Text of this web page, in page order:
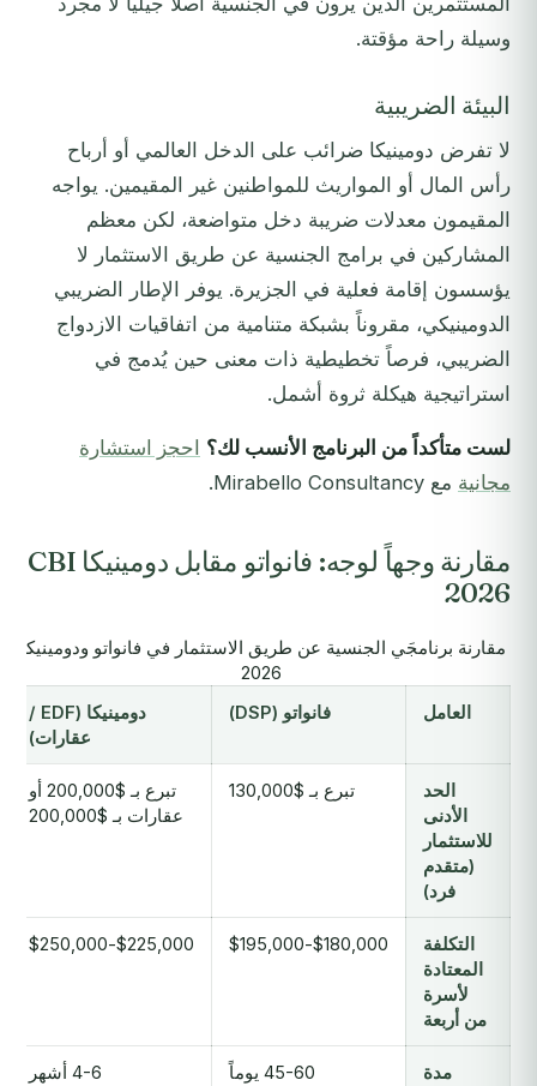
وسيلة راحة مؤقتة.
البيئة الضريبية
لا تفرض دومينيكا ضرائب على الدخل العالمي أو أرباح
رأس المال أو المواريث للمواطنين غير المقيمين. يواجه
المقيمون معدلات ضريبة دخل متواضعة، لكن معظم
المشاركين في برامج الجنسية عن طريق الاستثمار لا
يؤسسون إقامة فعلية في الجزيرة. يوفر الإطار الضريبي
الدومينيكي، مقروناً بشبكة متنامية من اتفاقيات الازدواج
الضريبي، فرصاً تخطيطية ذات معنى حين يُدمج في
استراتيجية هيكلة ثروة أشمل.
لست متأكداً من البرنامج الأنسب لك؟ احجز استشارة
مجانية مع Mirabello Consultancy.
مقارنة وجهاً لوجه: فانواتو مقابل دومينيكا CBI
2026
مقارنة برنامجَي الجنسية عن طريق الاستثمار في فانواتو ودومينيكا,
2026
العامل
فانواتو (DSP)
دومينيكا (EDF /
عقارات)
الحد
الأدنى
للاستثمار
(متقدم
فرد)
تبرع بـ $130,000
تبرع بـ $200,000 أو
عقارات بـ $200,000
التكلفة
المعتادة
لأسرة
من أربعة
$180,000-$195,000
$225,000-$250,000
مدة
45-60 يوماً 4-6 أشهر